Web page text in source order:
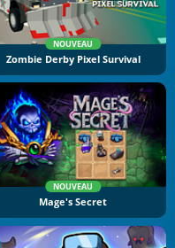
NOUVEAU
Zombie Derby Pixel Survival
NOUVEAU
Mage's Secret